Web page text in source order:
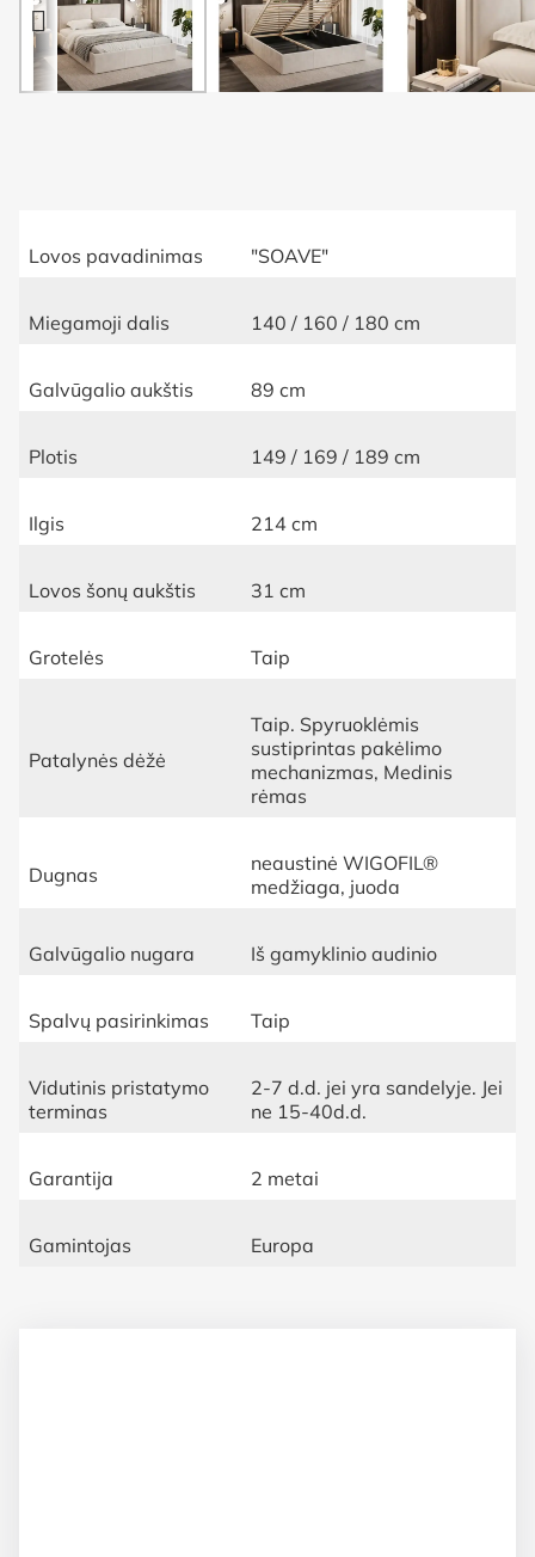
Lovos pavadinimas "SOAVE"
Miegamoji dalis 140 / 160 / 180 cm
Galvūgalio aukštis 89 cm
Plotis 149 / 169 / 189 cm
Ilgis 214 cm
Lovos šonų aukštis 31 cm
Grotelės Taip
Patalynės dėžė
Taip. Spyruoklėmis
sustiprintas pakėlimo
mechanizmas, Medinis
rėmas
Dugnas
neaustinė WIGOFIL®
medžiaga, juoda
Galvūgalio nugara Iš gamyklinio audinio
Spalvų pasirinkimas Taip
Vidutinis pristatymo
terminas
2-7 d.d. jei yra sandelyje. Jei
ne 15-40d.d.
Garantija 2 metai
Gamintojas Europa